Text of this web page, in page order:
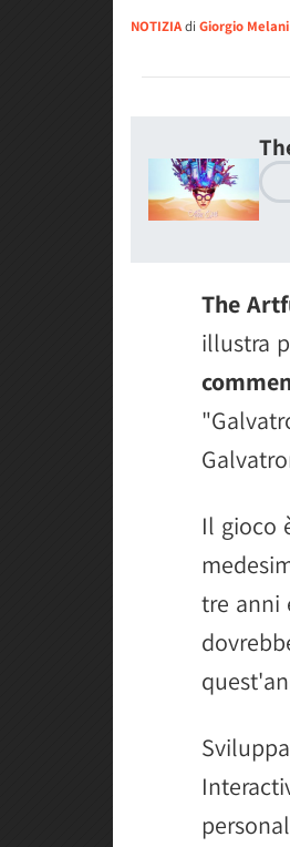
NOTIZIAdi Giorgio Melani
The
illustra
Il gioco
tre anni